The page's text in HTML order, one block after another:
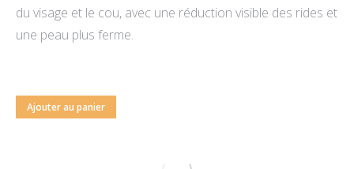
du visage et le cou, avec une réduction visible des rides et
une peau plus ferme.
Ajouter au panier